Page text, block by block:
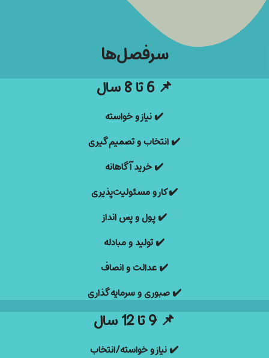
سرفصل‌ها
📌6 تا 8 سال
✔️ نیاز و خواسته
✔️ انتخاب و تصمیم گیری
✔️ خرید آگاهانه
✔️ کار و مسئولیت‌پذیری
✔️ پول و پس انداز
✔️ تولید و مبادله
✔️ عدالت و انصاف
✔️ صبوری و سرمایه گذاری
📌9 تا 12 سال
✔️ نیاز و خواسته/انتخاب